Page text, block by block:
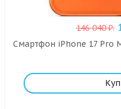
146 040₽.
Смартфон iPhone 17 Pro